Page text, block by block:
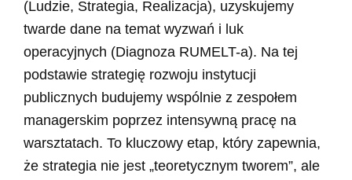
(Ludzie, Strategia, Realizacja), uzyskujemy
twarde dane na temat wyzwań i luk
operacyjnych (Diagnoza RUMELT-a). Na tej
podstawie strategię rozwoju instytucji
publicznych budujemy wspólnie z zespołem
managerskim poprzez intensywną pracę na
warsztatach. To kluczowy etap, który zapewnia,
że strategia nie jest „teoretycznym tworem”, ale